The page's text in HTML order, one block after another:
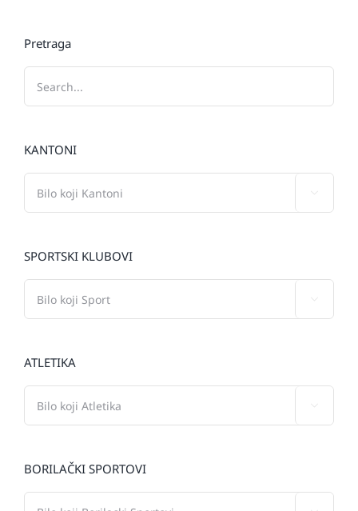
Pretraga
KANTONI
SPORTSKI KLUBOVI
ATLETIKA
BORILAČKI SPORTOVI